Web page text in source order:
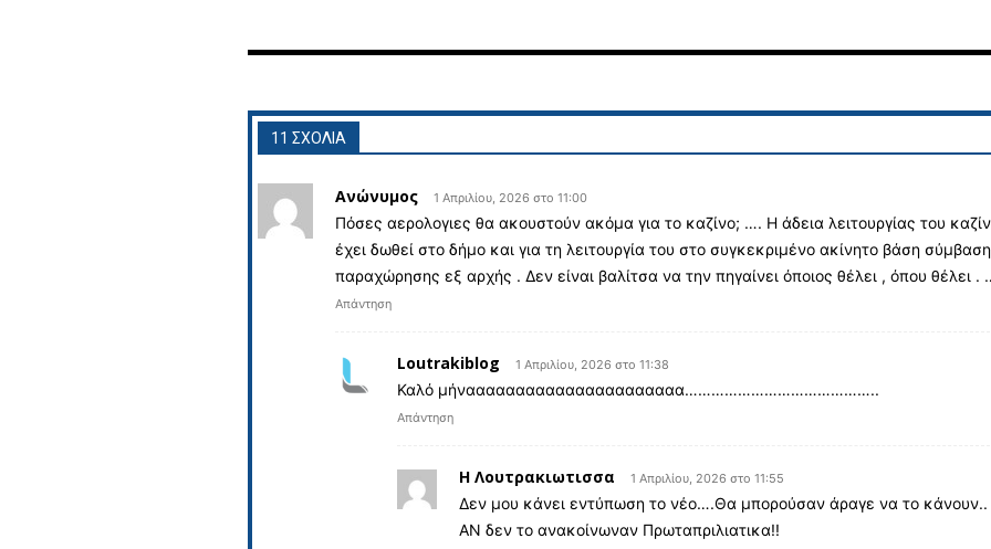
11 ΣΧΟΛΙΑ
Ανώνυμος 1 Απριλίου, 2026 στο 11:00
Πόσες αερολογιες θα ακουστούν ακόμα για το καζίνο; …. Η άδεια λειτουργίας του
έχει δωθεί στο δήμο και για τη λειτουργία του στο συγκεκριμένο ακίνητο βάση
παραχώρησης εξ αρχής . Δεν είναι βαλίτσα να την πηγαίνει όποιος θέλει , όπου θέλει .
Απάντηση
Loutrakiblog 1 Απριλίου, 2026 στο 11:38
Καλό μήναααααααααααααααααααααα……………………………………..
Απάντηση
Η Λουτρακιωτισσα 1 Απριλίου, 2026 στο 11:55
Δεν μου κάνει εντύπωση το νέο….Θα μπορούσαν άραγε να το κάνουν..
ΑΝ δεν το ανακοίνωναν Πρωταπριλιατικα!!